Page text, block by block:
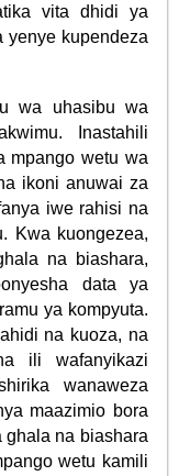
vita dhidi ya
yenye kupendeza
wa uhasibu wa
Inastahili
mpango wetu wa
ikoni anuwai za
iwe rahisi na
Kwa kuongezea,
na biashara,
data ya
ya kompyuta.
na kuoza, na
ili wafanyikazi
wanaweza
maazimio bora
na biashara
wetu kamili